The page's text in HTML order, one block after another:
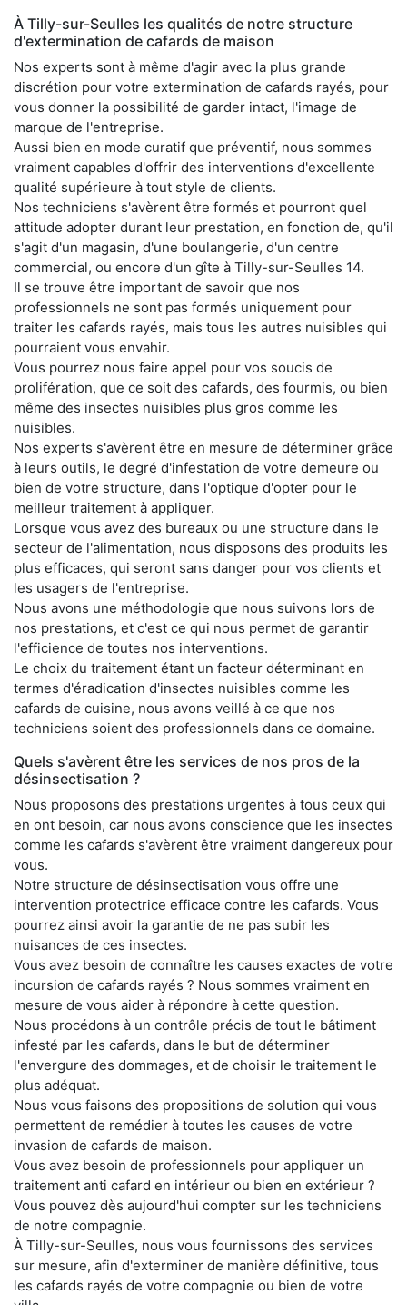
À Tilly-sur-Seulles les qualités de notre structure
d'extermination de cafards de maison
Nos experts sont à même d'agir avec la plus grande
discrétion pour votre extermination de cafards rayés, pour
vous donner la possibilité de garder intact, l'image de
marque de l'entreprise.
Aussi bien en mode curatif que préventif, nous sommes
vraiment capables d'offrir des interventions d'excellente
qualité supérieure à tout style de clients.
Nos techniciens s'avèrent être formés et pourront quel
attitude adopter durant leur prestation, en fonction de, qu'il
s'agit d'un magasin, d'une boulangerie, d'un centre
commercial, ou encore d'un gîte à Tilly-sur-Seulles 14.
Il se trouve être important de savoir que nos
professionnels ne sont pas formés uniquement pour
traiter les cafards rayés, mais tous les autres nuisibles qui
pourraient vous envahir.
Vous pourrez nous faire appel pour vos soucis de
prolifération, que ce soit des cafards, des fourmis, ou bien
même des insectes nuisibles plus gros comme les
nuisibles.
Nos experts s'avèrent être en mesure de déterminer grâce
à leurs outils, le degré d'infestation de votre demeure ou
bien de votre structure, dans l'optique d'opter pour le
meilleur traitement à appliquer.
Lorsque vous avez des bureaux ou une structure dans le
secteur de l'alimentation, nous disposons des produits les
plus efficaces, qui seront sans danger pour vos clients et
les usagers de l'entreprise.
Nous avons une méthodologie que nous suivons lors de
nos prestations, et c'est ce qui nous permet de garantir
l'efficience de toutes nos interventions.
Le choix du traitement étant un facteur déterminant en
termes d'éradication d'insectes nuisibles comme les
cafards de cuisine, nous avons veillé à ce que nos
techniciens soient des professionnels dans ce domaine.
Quels s'avèrent être les services de nos pros de la
désinsectisation ?
Nous proposons des prestations urgentes à tous ceux qui
en ont besoin, car nous avons conscience que les insectes
comme les cafards s'avèrent être vraiment dangereux pour
vous.
Notre structure de désinsectisation vous offre une
intervention protectrice efficace contre les cafards. Vous
pourrez ainsi avoir la garantie de ne pas subir les
nuisances de ces insectes.
Vous avez besoin de connaître les causes exactes de votre
incursion de cafards rayés ? Nous sommes vraiment en
mesure de vous aider à répondre à cette question.
Nous procédons à un contrôle précis de tout le bâtiment
infesté par les cafards, dans le but de déterminer
l'envergure des dommages, et de choisir le traitement le
plus adéquat.
Nous vous faisons des propositions de solution qui vous
permettent de remédier à toutes les causes de votre
invasion de cafards de maison.
Vous avez besoin de professionnels pour appliquer un
traitement anti cafard en intérieur ou bien en extérieur ?
Vous pouvez dès aujourd'hui compter sur les techniciens
de notre compagnie.
À Tilly-sur-Seulles, nous vous fournissons des services
sur mesure, afin d'exterminer de manière définitive, tous
les cafards rayés de votre compagnie ou bien de votre